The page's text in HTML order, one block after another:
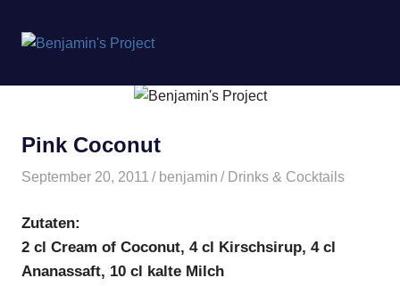
springen
Project
Pink Coconut
September 20, 2011 benjamin Drinks & Cocktails
Zutaten:
2 cl Cream of Coconut, 4 cl Kirschsirup, 4 cl
Ananassaft, 10 cl kalte Milch